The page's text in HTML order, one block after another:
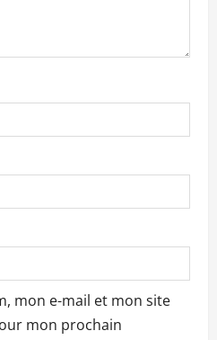
mon e-mail et mon site
mon prochain